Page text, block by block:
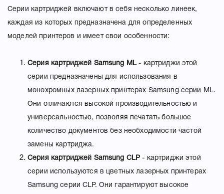
Серии картриджей включают в себя несколько линеек,
каждая из которых предназначена для определенных
моделей принтеров и имеет свои особенности:
Серия картриджей Samsung ML- картриджи этой
серии предназначены для использования в
монохромных лазерных принтерах Samsung серии ML.
Они отличаются высокой производительностью и
универсальностью, позволяя печатать большое
количество документов без необходимости частой
замены картриджа.
Серия картриджей Samsung CLP - картриджи этой
серии используются в цветных лазерных принтерах
Samsung серии CLP. Они гарантируют высокое